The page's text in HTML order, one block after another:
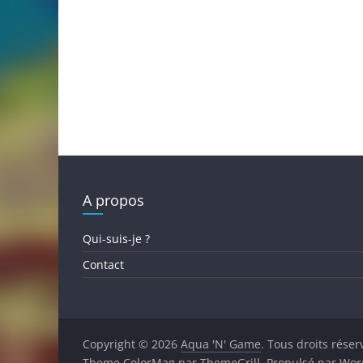
A propos
Qui-suis-je ?
Contact
Copyright © 2026 Aqua 'N' Game. Tous droits